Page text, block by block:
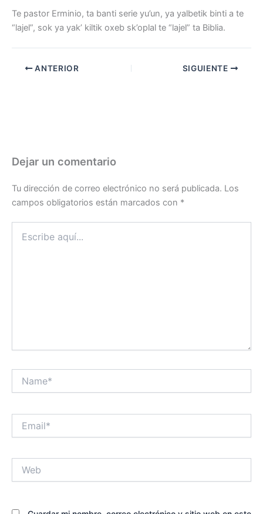
Te pastor Erminio, ta banti serie yu’un, ya yalbetik binti a te
“lajel”, sok ya yak’ kiltik oxeb sk’oplal te “lajel” ta Biblia.
ANTERIOR SIGUIENTE
Dejar un comentario
Tu dirección de correo electrónico no será publicada. Los
campos obligatorios están marcados con *
aquí...